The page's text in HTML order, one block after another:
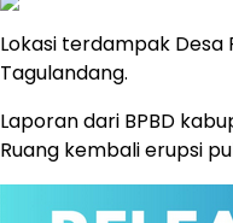
Lokasi terdampak
Tagulandang.
Laporan dari BPBD
Ruang kembali erupsi